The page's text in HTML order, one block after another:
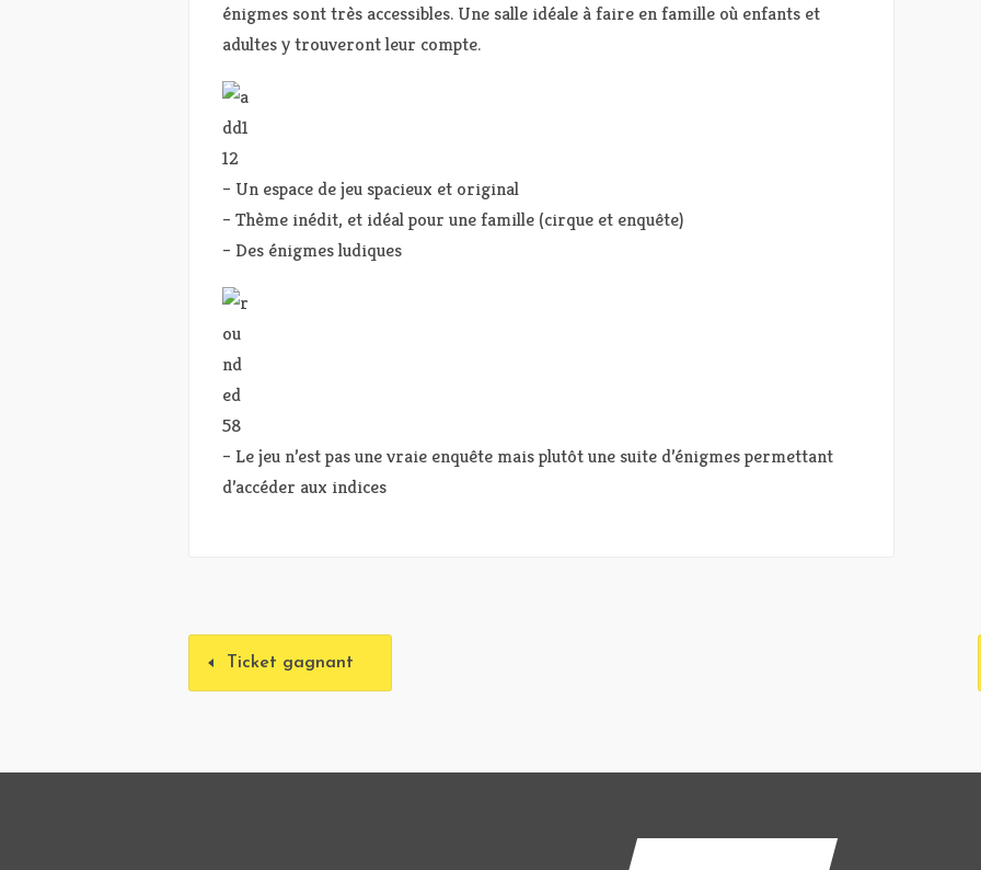
énigmes sont très accessibles. Une salle idéale à faire en famille où enfants et
adultes y trouveront leur compte.
– Un espace de jeu spacieux et original
– Thème inédit, et idéal pour une famille (cirque et enquête)
– Des énigmes ludiques
– Le jeu n’est pas une vraie enquête mais plutôt une suite d’énigmes permettant
d’accéder aux indices
Ticket gagnant